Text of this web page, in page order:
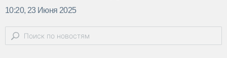
10:20, 23 Июня 2025